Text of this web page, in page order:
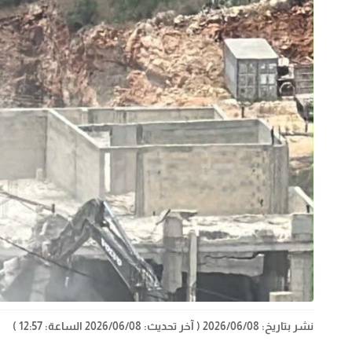
نشر بتاريخ: 2026/06/08 ( آخر تحديث: 2026/06/08 الساعة: 12:57 )